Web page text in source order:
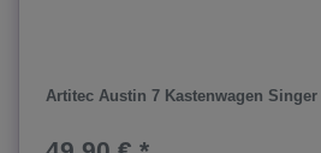
Artitec Austin 7 Kastenwagen